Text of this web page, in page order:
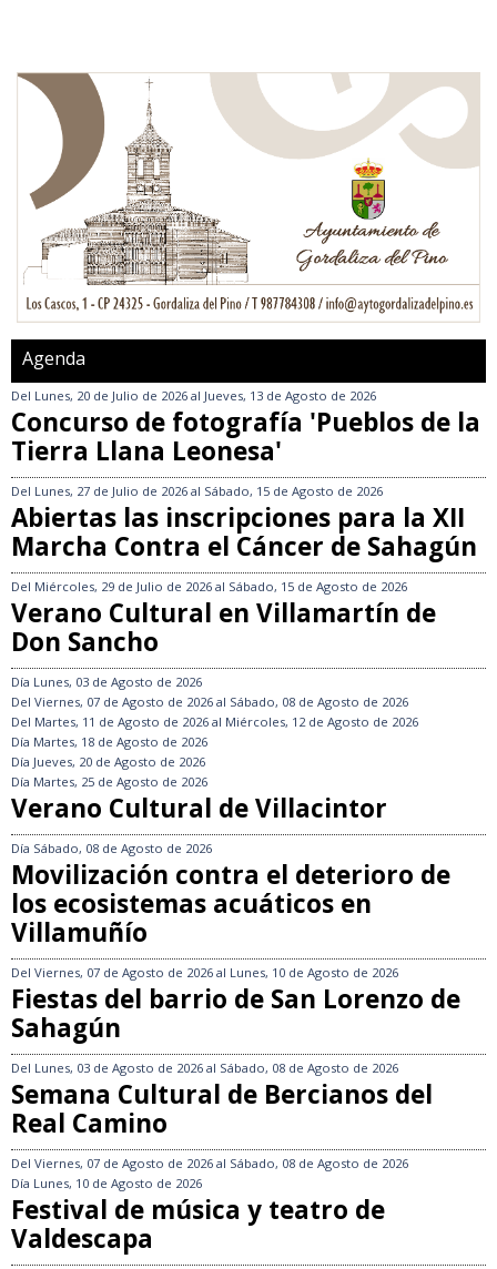
Agenda
Del Lunes, 20 de Julio de 2026 al Jueves, 13 de Agosto de 2026
Concurso de fotografía 'Pueblos de la
Tierra Llana Leonesa'
Del Lunes, 27 de Julio de 2026 al Sábado, 15 de Agosto de 2026
Abiertas las inscripciones para la XII
Marcha Contra el Cáncer de Sahagún
Del Miércoles, 29 de Julio de 2026 al Sábado, 15 de Agosto de 2026
Verano Cultural en Villamartín de
Don Sancho
Día Lunes, 03 de Agosto de 2026
Del Viernes, 07 de Agosto de 2026 al Sábado, 08 de Agosto de 2026
Del Martes, 11 de Agosto de 2026 al Miércoles, 12 de Agosto de 2026
Día Martes, 18 de Agosto de 2026
Día Jueves, 20 de Agosto de 2026
Día Martes, 25 de Agosto de 2026
Verano Cultural de Villacintor
Día Sábado, 08 de Agosto de 2026
Movilización contra el deterioro de
los ecosistemas acuáticos en
Villamuñío
Del Viernes, 07 de Agosto de 2026 al Lunes, 10 de Agosto de 2026
Fiestas del barrio de San Lorenzo de
Sahagún
Del Lunes, 03 de Agosto de 2026 al Sábado, 08 de Agosto de 2026
Semana Cultural de Bercianos del
Real Camino
Del Viernes, 07 de Agosto de 2026 al Sábado, 08 de Agosto de 2026
Día Lunes, 10 de Agosto de 2026
Festival de música y teatro de
Valdescapa